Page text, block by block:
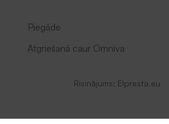
Piegāde
Atgriešanā caur Omniva
Risinājums: Elpresta.eu